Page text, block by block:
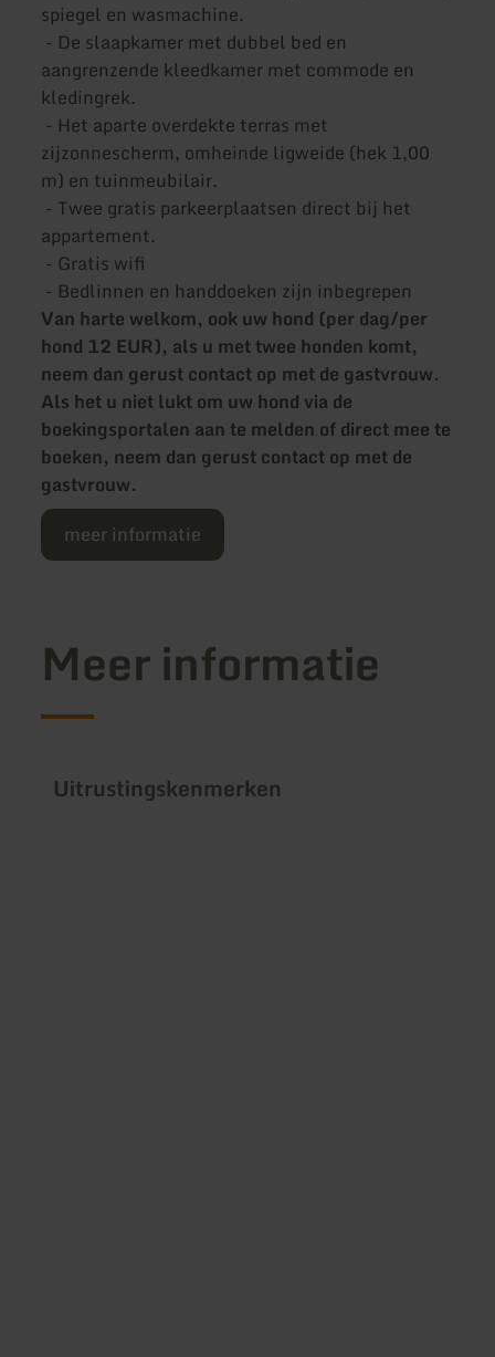
spiegel en wasmachine.
- De slaapkamer met dubbel bed en
aangrenzende kleedkamer met commode en
kledingrek.
- Het aparte overdekte terras met
zijzonnescherm, omheinde ligweide (hek 1,00
m) en tuinmeubilair.
- Twee gratis parkeerplaatsen direct bij het
appartement.
- Gratis wifi
- Bedlinnen en handdoeken zijn inbegrepen
Van harte welkom, ook uw hond (per dag/per
hond 12 EUR), als u met twee honden komt,
neem dan gerust contact op met de gastvrouw.
Als het u niet lukt om uw hond via de
boekingsportalen aan te melden of direct mee te
boeken, neem dan gerust contact op met de
gastvrouw.
meer informatie
Meer informatie
Uitrustingskenmerken